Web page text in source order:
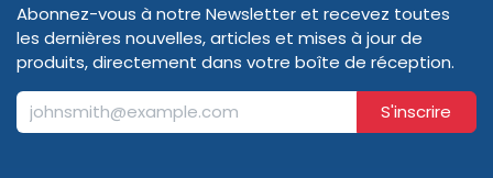
Abonnez-vous à notre Newsletter et recevez toutes
les dernières nouvelles, articles et mises à jour de
produits, directement dans votre boîte de réception.
S'inscrire